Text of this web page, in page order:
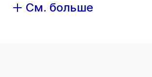
См. больше